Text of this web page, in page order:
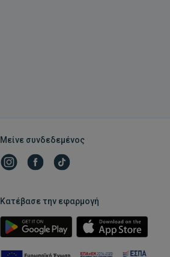
Μείνε συνδεδεμένος
Κατέβασε την εφαρμογή